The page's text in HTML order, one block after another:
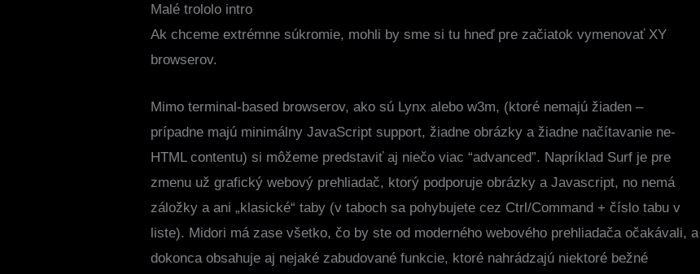
Malé trololo intro
Ak chceme extrémne súkromie, mohli by sme si tu hneď pre začiatok vymenovať XY
browserov.
Mimo terminal-based browserov, ako sú Lynx alebo w3m, (ktoré nemajú žiaden –
prípadne majú minimálny JavaScript support, žiadne obrázky a žiadne načítavanie ne-
HTML contentu) si môžeme predstaviť aj niečo viac “advanced”. Napríklad Surf je pre
zmenu už grafický webový prehliadač, ktorý podporuje obrázky a Javascript, no nemá
záložky a ani „klasické“ taby (v taboch sa pohybujete cez Ctrl/Command + číslo tabu v
liste). Midori má zase všetko, čo by ste od moderného webového prehliadača očakávali, a
dokonca obsahuje aj nejaké zabudované funkcie, ktoré nahrádzajú niektoré bežné